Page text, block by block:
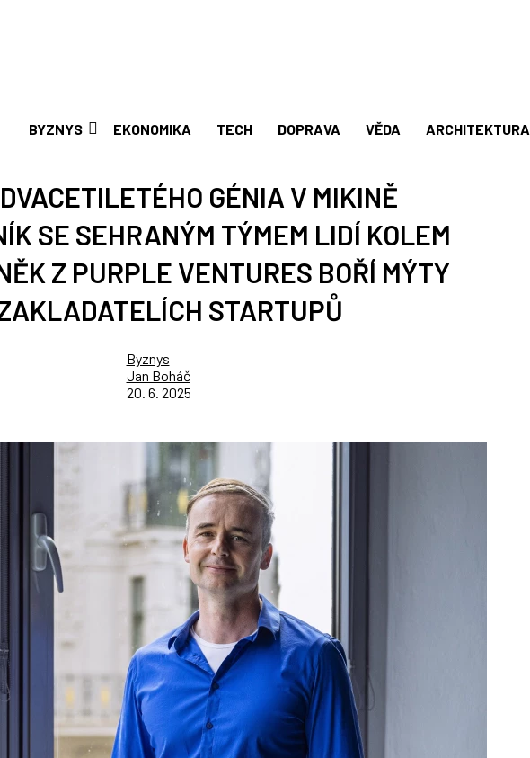
BYZNYS EKONOMIKA TECH DOPRAVA VĚDA ARCHITEKTURA
GÉNIA V MIKINĚ
SE SEHRANÝM TÝMEM LIDÍ KOLEM
Z PURPLE VENTURES BOŘÍ MÝTY
STARTUPŮ
Byznys
Jan Boháč
20. 6. 2025